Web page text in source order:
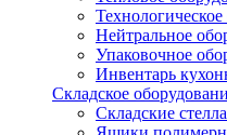
Нейтральное
Упаковочное
Инвентарь
Складское
Складские